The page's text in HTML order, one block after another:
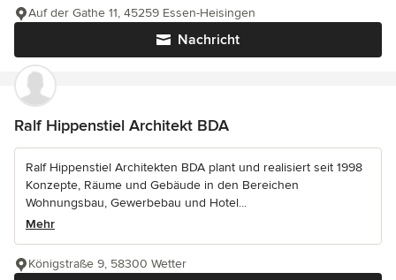
Nachricht
Auf der Gathe 11, 45259 Essen-Heisingen
Ralf Hippenstiel Architekt BDA
Ralf Hippenstiel Architekten BDA plant und realisiert seit 1998
Konzepte, Räume und Gebäude in den Bereichen
Wohnungsbau, Gewerbebau und Hotel...
Mehr
Königstraße 9, 58300 Wetter